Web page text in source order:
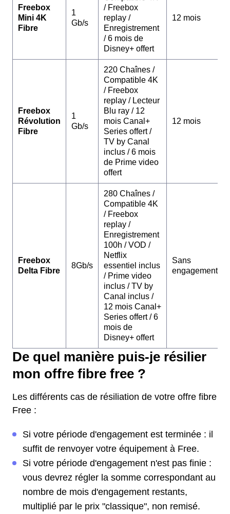
Freebox
Mini 4K
Fibre
1
Gb/s
/ Freebox
replay /
Enregistrement
/ 6 mois de
Disney+ offert
12 mois
Freebox
Révolution
Fibre
1
Gb/s
220 Chaînes /
Compatible 4K
/ Freebox
replay / Lecteur
Blu ray / 12
mois Canal+
Series offert /
TV by Canal
inclus / 6 mois
de Prime video
offert
12 mois
Freebox
Delta Fibre
8Gb/s
280 Chaînes /
Compatible 4K
/ Freebox
replay /
Enregistrement
100h / VOD /
Netflix
essentiel inclus
/ Prime video
inclus / TV by
Canal inclus /
12 mois Canal+
Series offert / 6
mois de
Disney+ offert
Sans
engagement
De quel manière puis-je résilier
mon offre fibre free ?
Les différents cas de résiliation de votre offre fibre
Free :
Si votre période d'engagement est terminée : il
suffit de renvoyer votre équipement à Free.
Si votre période d'engagement n'est pas finie :
vous devrez régler la somme correspondant au
nombre de mois d'engagement restants,
multiplié par le prix "classique", non remisé.